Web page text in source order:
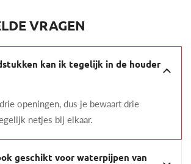
VRAGEN
kan ik tegelijk in de houder
openingen, dus je bewaart drie
netjes bij elkaar.
geschikt voor waterpijpen van